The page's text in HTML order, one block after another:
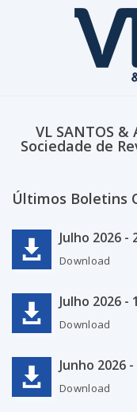
VL SANTOS &
Sociedade de
Últimos Boletins
Julho 2026 -
Download
Julho 2026 -
Download
Junho 2026
Download